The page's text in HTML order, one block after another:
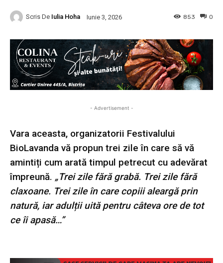
Scris De Iulia Hoha Iunie 3, 2026 0
853
- Advertisement -
Vara aceasta, organizatorii Festivalului
BioLavanda vă propun trei zile în care să vă
amintiți cum arată timpul petrecut cu adevărat
împreună. „Trei zile fără grabă. Trei zile fără
claxoane. Trei zile în care copiii aleargă prin
natură, iar adulții uită pentru câteva ore de tot
ce îi apasă…”